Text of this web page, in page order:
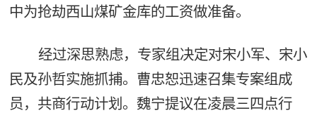
中为抢劫西山煤矿金库的工资做准备。
经过深思熟虑，专家组决定对宋小军、宋小
民及孙哲实施抓捕。曹忠恕迅速召集专案组成
员，共商行动计划。魏宁提议在凌晨三四点行